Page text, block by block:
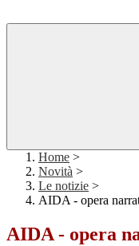
Home >
Novità >
Le notizie >
AIDA - opera
AIDA - opera